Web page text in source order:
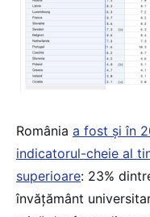
România a fost și în
indicatorul-cheie al
superioare: 23%
învățământ